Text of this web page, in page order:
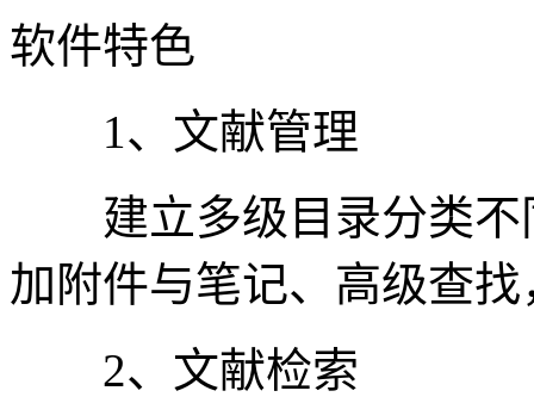
软件特色
1、文献管理
建立多级目录分类不
加附件与笔记、高级查
2、文献检索